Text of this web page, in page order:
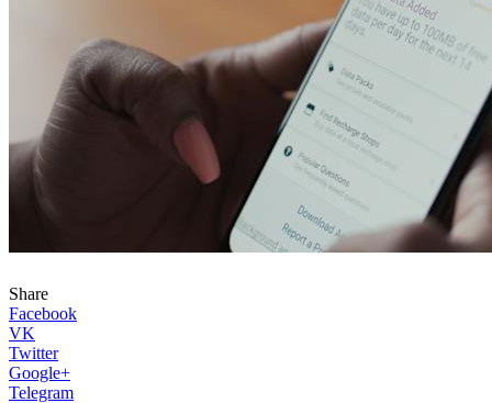
Share
Facebook
VK
Twitter
Google+
Telegram